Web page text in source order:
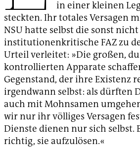
in einer kleinen
steckten. Ihr totales Versagen
NSU hatte selbst die sonst
institutionenkritische FAZ zu
Urteil verleitet: »Die großen,
kontrollierten Apparate
Gegenstand, der ihre Existenz
irgendwann selbst: als dürften
auch mit Mohnsamen
wir nur ihr völliges Versagen
Dienste dienen nur sich selbst.
richtig, sie aufzulösen.«